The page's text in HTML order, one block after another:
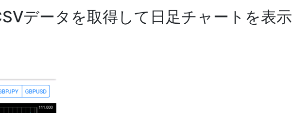
データを取得して日足チャートを表示